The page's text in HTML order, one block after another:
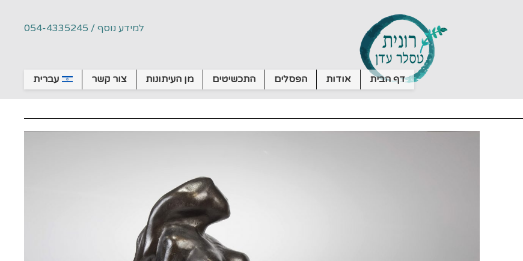
למידע נוסף / 054-4335245
דף הבית אודות הפסלים התכשיטים מן העיתונות צור קשר עברית